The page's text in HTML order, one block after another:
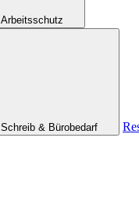
Arbeitsschutz
Schreib & Bürobedarf